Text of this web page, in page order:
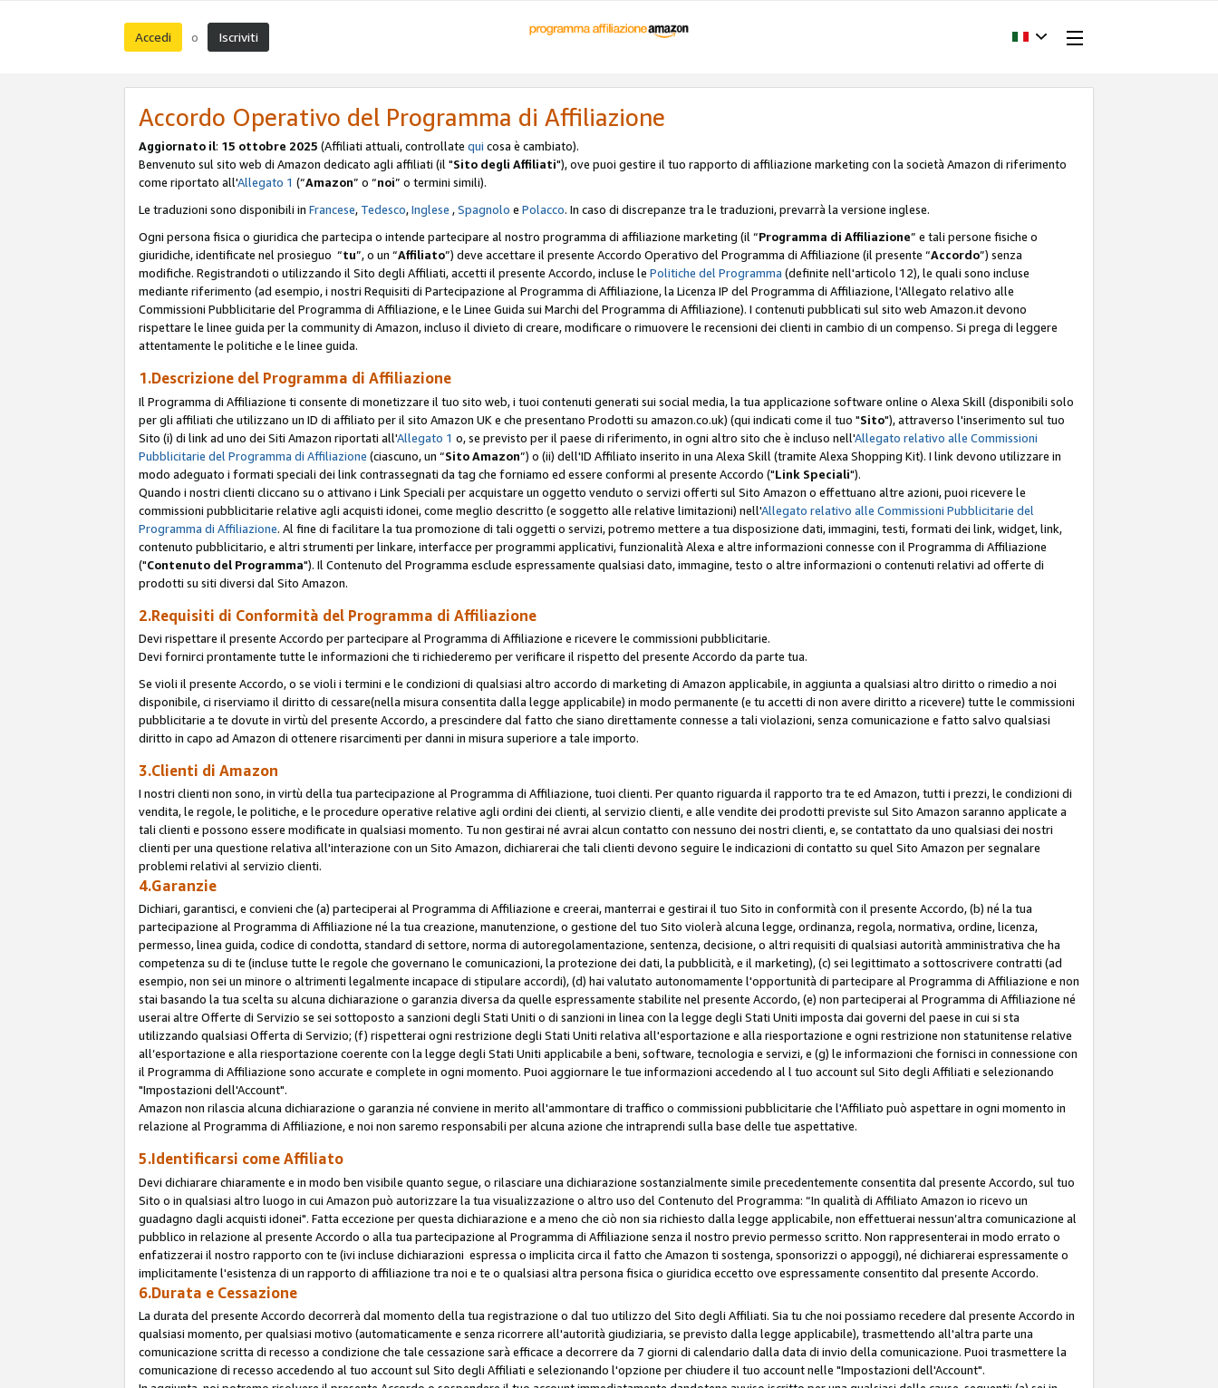
Accedi o Iscriviti
Accordo Operativo del Programma di Affiliazione
Aggiornato il: 15 ottobre 2025 (Affiliati attuali, controllate qui cosa è cambiato).
Benvenuto sul sito web di Amazon dedicato agli affiliati (il "Sito degli Affiliati"), ove puoi gestire il tuo rapporto di affiliazione marketing con la società Amazon di riferimento
come riportato all'Allegato 1 (“Amazon” o “noi” o termini simili).
Le traduzioni sono disponibili in Francese, Tedesco,Inglese ,Spagnolo e Polacco. In caso di discrepanze tra le traduzioni, prevarrà la versione inglese.
Ogni persona fisica o giuridica che partecipa o intende partecipare al nostro programma di affiliazione marketing (il “Programma di Affiliazione” e tali persone fisiche o
giuridiche, identificate nel prosieguo “tu”, o un “Affiliato”) deve accettare il presente Accordo Operativo del Programma di Affiliazione (il presente “Accordo”) senza
modifiche. Registrandoti o utilizzando il Sito degli Affiliati, accetti il presente Accordo, incluse le Politiche del Programma (definite nell'articolo 12), le quali sono incluse
mediante riferimento (ad esempio, i nostri Requisiti di Partecipazione al Programma di Affiliazione, la Licenza IP del Programma di Affiliazione, l'Allegato relativo alle
Commissioni Pubblicitarie del Programma di Affiliazione, e le Linee Guida sui Marchi del Programma di Affiliazione). I contenuti pubblicati sul sito web Amazon.it devono
rispettare le linee guida per la community di Amazon, incluso il divieto di creare, modificare o rimuovere le recensioni dei clienti in cambio di un compenso. Si prega di leggere
attentamente le politiche e le linee guida.
1.Descrizione del Programma di Affiliazione
Il Programma di Affiliazione ti consente di monetizzare il tuo sito web, i tuoi contenuti generati sui social media, la tua applicazione software online o Alexa Skill (disponibili solo
per gli affiliati che utilizzano un ID di affiliato per il sito Amazon UK e che presentano Prodotti su amazon.co.uk) (qui indicati come il tuo "Sito"), attraverso l'inserimento sul tuo
Sito (i) di link ad uno dei Siti Amazon riportati all'Allegato 1 o, se previsto per il paese di riferimento, in ogni altro sito che è incluso nell'Allegato relativo alle Commissioni
Pubblicitarie del Programma di Affiliazione (ciascuno, un “Sito Amazon”) o (ii) dell'ID Affiliato inserito in una Alexa Skill (tramite Alexa Shopping Kit). I link devono utilizzare in
modo adeguato i formati speciali dei link contrassegnati da tag che forniamo ed essere conformi al presente Accordo ("Link Speciali").
Quando i nostri clienti cliccano su o attivano i Link Speciali per acquistare un oggetto venduto o servizi offerti sul Sito Amazon o effettuano altre azioni, puoi ricevere le
commissioni pubblicitarie relative agli acquisti idonei, come meglio descritto (e soggetto alle relative limitazioni) nell'Allegato relativo alle Commissioni Pubblicitarie del
Programma di Affiliazione. Al fine di facilitare la tua promozione di tali oggetti o servizi, potremo mettere a tua disposizione dati, immagini, testi, formati dei link, widget, link,
contenuto pubblicitario, e altri strumenti per linkare, interfacce per programmi applicativi, funzionalità Alexa e altre informazioni connesse con il Programma di Affiliazione
("Contenuto del Programma"). Il Contenuto del Programma esclude espressamente qualsiasi dato, immagine, testo o altre informazioni o contenuti relativi ad offerte di
prodotti su siti diversi dal Sito Amazon.
2.Requisiti di Conformità del Programma di Affiliazione
Devi rispettare il presente Accordo per partecipare al Programma di Affiliazione e ricevere le commissioni pubblicitarie.
Devi fornirci prontamente tutte le informazioni che ti richiederemo per verificare il rispetto del presente Accordo da parte tua.
Se violi il presente Accordo, o se violi i termini e le condizioni di qualsiasi altro accordo di marketing di Amazon applicabile, in aggiunta a qualsiasi altro diritto o rimedio a noi
disponibile, ci riserviamo il diritto di cessare(nella misura consentita dalla legge applicabile) in modo permanente (e tu accetti di non avere diritto a ricevere) tutte le commissioni
pubblicitarie a te dovute in virtù del presente Accordo, a prescindere dal fatto che siano direttamente connesse a tali violazioni, senza comunicazione e fatto salvo qualsiasi
diritto in capo ad Amazon di ottenere risarcimenti per danni in misura superiore a tale importo.
3.Clienti di Amazon
I nostri clienti non sono, in virtù della tua partecipazione al Programma di Affiliazione, tuoi clienti. Per quanto riguarda il rapporto tra te ed Amazon, tutti i prezzi, le condizioni di
vendita, le regole, le politiche, e le procedure operative relative agli ordini dei clienti, al servizio clienti, e alle vendite dei prodotti previste sul Sito Amazon saranno applicate a
tali clienti e possono essere modificate in qualsiasi momento. Tu non gestirai né avrai alcun contatto con nessuno dei nostri clienti, e, se contattato da uno qualsiasi dei nostri
clienti per una questione relativa all'interazione con un Sito Amazon, dichiarerai che tali clienti devono seguire le indicazioni di contatto su quel Sito Amazon per segnalare
problemi relativi al servizio clienti.
4.Garanzie
Dichiari, garantisci, e convieni che (a) parteciperai al Programma di Affiliazione e creerai, manterrai e gestirai il tuo Sito in conformità con il presente Accordo, (b) né la tua
partecipazione al Programma di Affiliazione né la tua creazione, manutenzione, o gestione del tuo Sito violerà alcuna legge, ordinanza, regola, normativa, ordine, licenza,
permesso, linea guida, codice di condotta, standard di settore, norma di autoregolamentazione, sentenza, decisione, o altri requisiti di qualsiasi autorità amministrativa che ha
competenza su di te (incluse tutte le regole che governano le comunicazioni, la protezione dei dati, la pubblicità, e il marketing), (c) sei legittimato a sottoscrivere contratti (ad
esempio, non sei un minore o altrimenti legalmente incapace di stipulare accordi), (d) hai valutato autonomamente l'opportunità di partecipare al Programma di Affiliazione e non
stai basando la tua scelta su alcuna dichiarazione o garanzia diversa da quelle espressamente stabilite nel presente Accordo, (e) non parteciperai al Programma di Affiliazione né
userai altre Offerte di Servizio se sei sottoposto a sanzioni degli Stati Uniti o di sanzioni in linea con la legge degli Stati Uniti imposta dai governi del paese in cui si sta
utilizzando qualsiasi Offerta di Servizio; (f) rispetterai ogni restrizione degli Stati Uniti relativa all'esportazione e alla riesportazione e ogni restrizione non statunitense relative
all’esportazione e alla riesportazione coerente con la legge degli Stati Uniti applicabile a beni, software, tecnologia e servizi, e (g) le informazioni che fornisci in connessione con
il Programma di Affiliazione sono accurate e complete in ogni momento. Puoi aggiornare le tue informazioni accedendo al l tuo account sul Sito degli Affiliati e selezionando
"Impostazioni dell'Account".
Amazon non rilascia alcuna dichiarazione o garanzia né conviene in merito all'ammontare di traffico o commissioni pubblicitarie che l'Affiliato può aspettare in ogni momento in
relazione al Programma di Affiliazione, e noi non saremo responsabili per alcuna azione che intraprendi sulla base delle tue aspettative.
5.Identificarsi come Affiliato
Devi dichiarare chiaramente e in modo ben visibile quanto segue, o rilasciare una dichiarazione sostanzialmente simile precedentemente consentita dal presente Accordo, sul tuo
Sito o in qualsiasi altro luogo in cui Amazon può autorizzare la tua visualizzazione o altro uso del Contenuto del Programma: “In qualità di Affiliato Amazon io ricevo un
guadagno dagli acquisti idonei". Fatta eccezione per questa dichiarazione e a meno che ciò non sia richiesto dalla legge applicabile, non effettuerai nessun’altra comunicazione al
pubblico in relazione al presente Accordo o alla tua partecipazione al Programma di Affiliazione senza il nostro previo permesso scritto. Non rappresenterai in modo errato o
enfatizzerai il nostro rapporto con te (ivi incluse dichiarazioni espressa o implicita circa il fatto che Amazon ti sostenga, sponsorizzi o appoggi), né dichiarerai espressamente o
implicitamente l'esistenza di un rapporto di affiliazione tra noi e te o qualsiasi altra persona fisica o giuridica eccetto ove espressamente consentito dal presente Accordo.
6.Durata e Cessazione
La durata del presente Accordo decorrerà dal momento della tua registrazione o dal tuo utilizzo del Sito degli Affiliati. Sia tu che noi possiamo recedere dal presente Accordo in
qualsiasi momento, per qualsiasi motivo (automaticamente e senza ricorrere all'autorità giudiziaria, se previsto dalla legge applicabile), trasmettendo all'altra parte una
comunicazione scritta di recesso a condizione che tale cessazione sarà efficace a decorrere da 7 giorni di calendario dalla data di invio della comunicazione. Puoi trasmettere la
comunicazione di recesso accedendo al tuo account sul Sito degli Affiliati e selezionando l'opzione per chiudere il tuo account nelle "Impostazioni dell'Account".